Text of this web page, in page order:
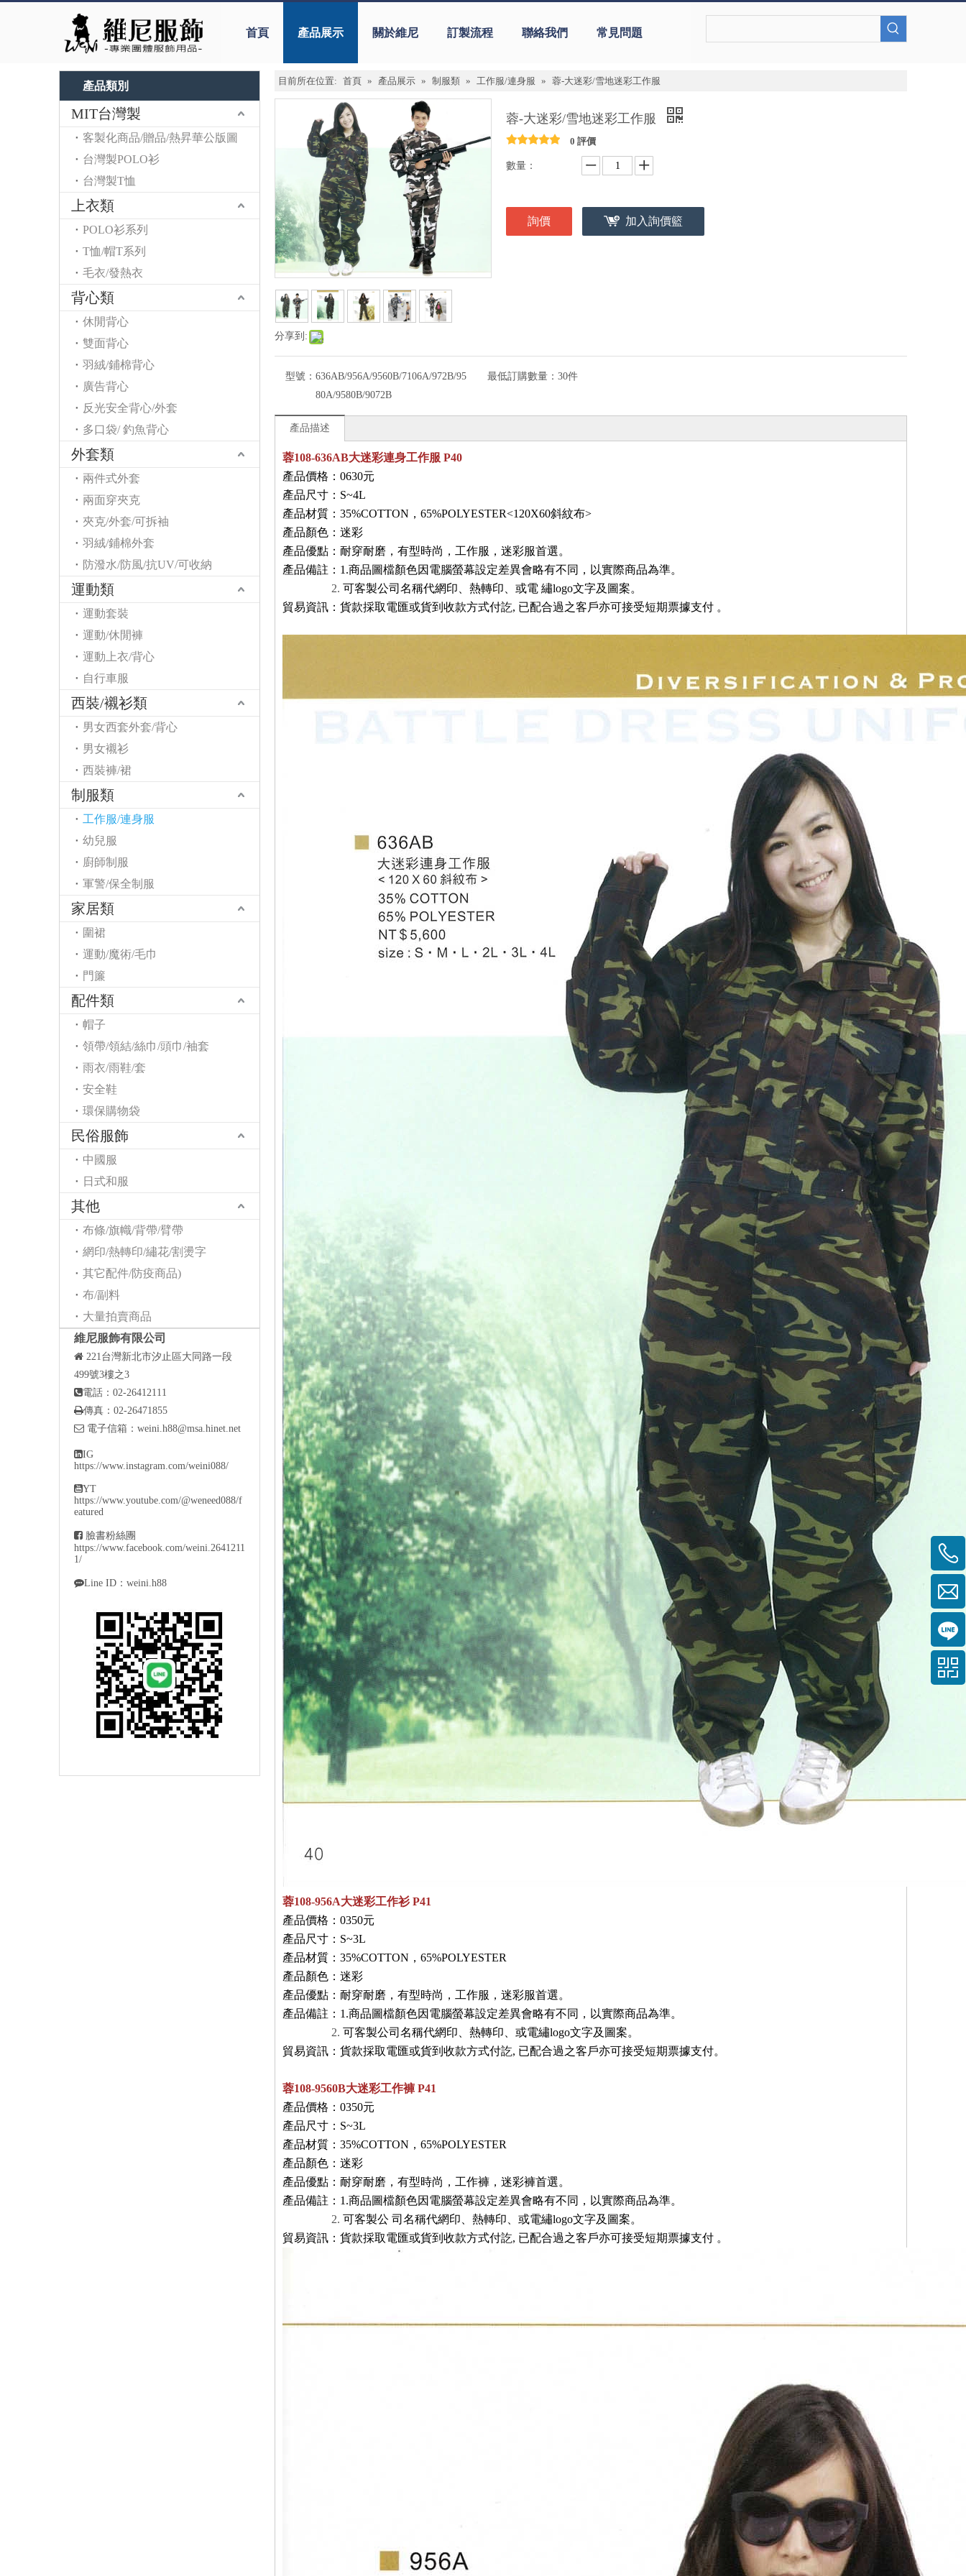
首頁 產品展示 關於維尼 訂製流程 聯絡我們 常見問題
產品類別
MIT台灣製
客製化商品/贈品/熱昇華公版圖
台灣製POLO衫
台灣製T恤
上衣類
POLO衫系列
T恤/帽T系列
毛衣/發熱衣
背心類
休閒背心
雙面背心
羽絨/鋪棉背心
廣告背心
反光安全背心/外套
多口袋/ 釣魚背心
外套類
兩件式外套
兩面穿夾克
夾克/外套/可拆袖
羽絨/鋪棉外套
防潑水/防風/抗UV/可收納
運動類
運動套裝
運動/休閒褲
運動上衣/背心
自行車服
西裝/襯衫類
男女西套外套/背心
男女襯衫
西裝褲/裙
制服類
工作服/連身服
幼兒服
廚師制服
軍警/保全制服
家居類
圍裙
運動/魔術/毛巾
門簾
配件類
帽子
領帶/領結/絲巾/頭巾/袖套
雨衣/雨鞋/套
安全鞋
環保購物袋
民俗服飾
中國服
日式和服
其他
布條/旗幟/背帶/臂帶
網印/熱轉印/繡花/割燙字
其它配件/防疫商品)
布/副料
大量拍賣商品
維尼服飾有限公司
 221台灣新北市汐止區大同路一段
499號3樓之3
電話：02-26412111
傳真：02-26471855
 電子信箱： weini.h88@msa.hinet.net
IG
https://www.instagram.com/weini088/
YT
https://www.youtube.com/@weneed088/f
eatured
 臉書粉絲團
https://www.facebook.com/weini.2641211
1/
Line ID：weini.h88
目前所在位置: 首頁 » 產品展示 » 制服類 » 工作服/連身服 » 蓉-大迷彩/雪地迷彩工作服
分享到:
蓉-大迷彩/雪地迷彩工作服
0 評價
數量：
詢價 加入詢價籃
型號： 636AB/956A/9560B/7106A/972B/95
80A/9580B/9072B
最低訂購數量： 30件
產品描述
蓉108-636AB大迷彩連身工作服 P40
產品價格：0630元
產品尺寸：S~4L
產品材質： 35%COTTON ，65%POLYESTER<120X60斜紋布>
產品顏色：迷彩
產品優點：耐穿耐磨 ， 有型時尚，工作服 ，迷彩服首選。
產品備註：1.商品圖檔顏色因電腦螢幕設定差異會略有不同，以實際商品為準。
2. 可客製公司名稱代網印、熱轉印、或電 繡logo文字及圖案。
貿易資訊 ： 貨款採取電匯或貨到收款方式付訖, 已配合過之客戶亦可接受短期票據支付 。
蓉108-956A大迷彩工作衫 P41
產品價格：0350元
產品尺寸：S~3L
產品材質： 35%COTTON ，65%POLYESTER
產品顏色：迷彩
產品優點：耐穿耐磨 ， 有型時尚，工作服 ，迷彩服首選。
產品備註：1.商品圖檔顏色因電腦螢幕設定差異會略有不同，以實際商品為準。
2. 可客製公司名稱代網印、熱轉印、或電繡logo文字及圖案。
貿易資訊 ： 貨款採取電匯或貨到收款方式付訖, 已配合過之客戶亦可接受短期票據支付。
蓉108-9560B大迷彩工作褲 P41
產品價格：0350元
產品尺寸：S~3L
產品材質： 35%COTTON ，65%POLYESTER
產品顏色：迷彩
產品優點：耐穿耐磨 ， 有型時尚，工作褲 ，迷彩褲首選。
產品備註：1.商品圖檔顏色因電腦螢幕設定差異會略有不同，以實際商品為準。
2. 可客製公 司名稱代網印、熱轉印、或電繡logo文字及圖案。
貿易資訊 ： 貨款採取電匯或貨到收款方式付訖, 已配合過之客戶亦可接受短期票據支付 。